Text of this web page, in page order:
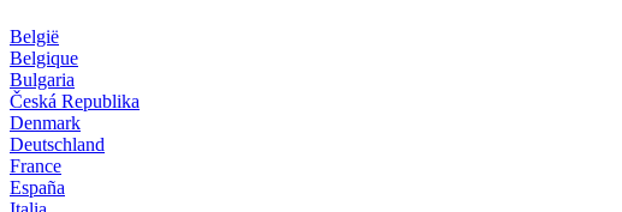
België
Belgique
Bulgaria
Česká Republika
Denmark
Deutschland
France
España